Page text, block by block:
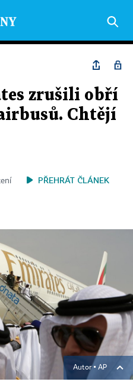
zrušili obří
Chtějí
PŘEHRÁT ČLÁNEK
Autor ▪ AP